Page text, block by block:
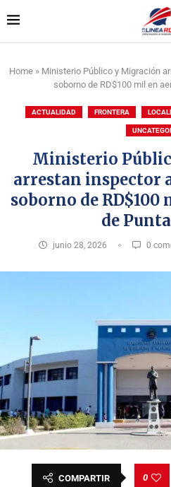
Home» Ministerio Público y Migración
soborno de RD$100 mil en
ACTUALIDAD FRONTERA
Ministerio
arrestan inspector
soborno de
de
junio 28, 2026 0
COMPARTIR 0